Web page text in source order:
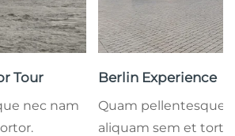
Tour
nec nam
Berlin Experience
Quam pellentesque
aliquam sem et